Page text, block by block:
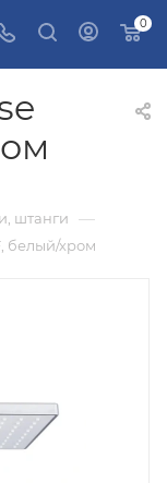
0
штанги —
белый/хром